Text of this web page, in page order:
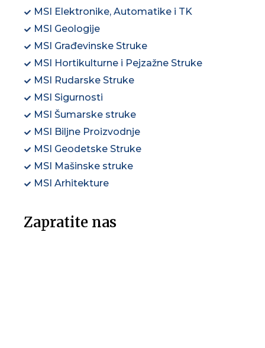
MSI Elektronike, Automatike i TK
MSI Geologije
MSI Građevinske Struke
MSI Hortikulturne i Pejzažne Struke
MSI Rudarske Struke
MSI Sigurnosti
MSI Šumarske struke
MSI Biljne Proizvodnje
MSI Geodetske Struke
MSI Mašinske struke
MSI Arhitekture
Zapratite nas